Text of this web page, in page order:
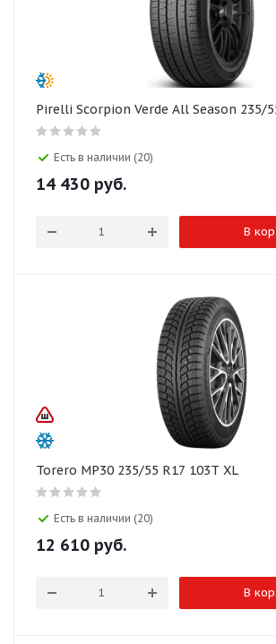
Pirelli Scorpion Verde All Season 235/
Есть в наличии (20)
14 430 руб.
В
Torero MP30 235/55 R17 103T XL
Есть в наличии (20)
12 610 руб.
В